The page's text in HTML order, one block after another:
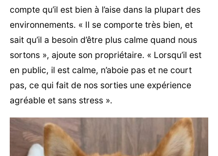
compte qu’il est bien à l’aise dans la plupart des
environnements. « Il se comporte très bien, et
sait qu’il a besoin d’être plus calme quand nous
sortons », ajoute son propriétaire. « Lorsqu’il est
en public, il est calme, n’aboie pas et ne court
pas, ce qui fait de nos sorties une expérience
agréable et sans stress ».